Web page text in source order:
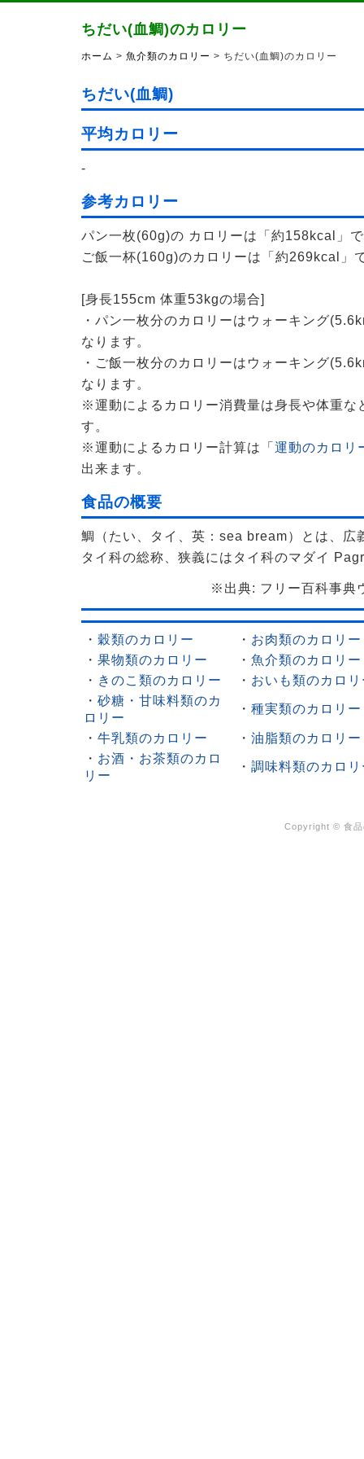
ちだい(血鯛)のカロリー
ホーム > 魚介類のカロリー > ちだい(血鯛)のカロリー
ちだい(血鯛)
平均カロリー
-
参考カロリー
パン一枚(60g)の カロリーは「約158kcal」
ご飯一杯(160g)のカロリーは「約269kcal」
[身長155cm 体重53kgの場合]
・パン一枚分のカロリーはウォーキング
なります。
・ご飯一枚分のカロリーはウォーキング
なります。
※運動によるカロリー消費量は身長や体重な
す。
※運動によるカロリー計算は「運動のカロリ
出来ます。
食品の概要
鯛（たい、タイ、英：sea bream）とは、広
タイ科の総称、狭義にはタイ科のマダイ
※出典: フリー百科事典
・ 穀類のカロリー ・ お肉類のカロリー
・ 果物類のカロリー ・ 魚介類のカロリー
・ きのこ類のカロリー ・ おいも類のカロリ
・ 砂糖・甘味料類のカ
ロリー
・ 種実類のカロリー
・ 牛乳類のカロリー ・ 油脂類のカロリー
・ お酒・お茶類のカロ
リー
・ 調味料類のカロリ
Copyright © 食